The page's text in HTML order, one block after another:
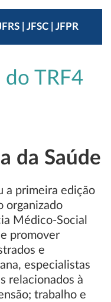
| JFSC | JFPR
do TRF4
da Saúde
a primeira edição
organizado
Médico-Social
promover
e
especialistas
relacionados à
trabalho e